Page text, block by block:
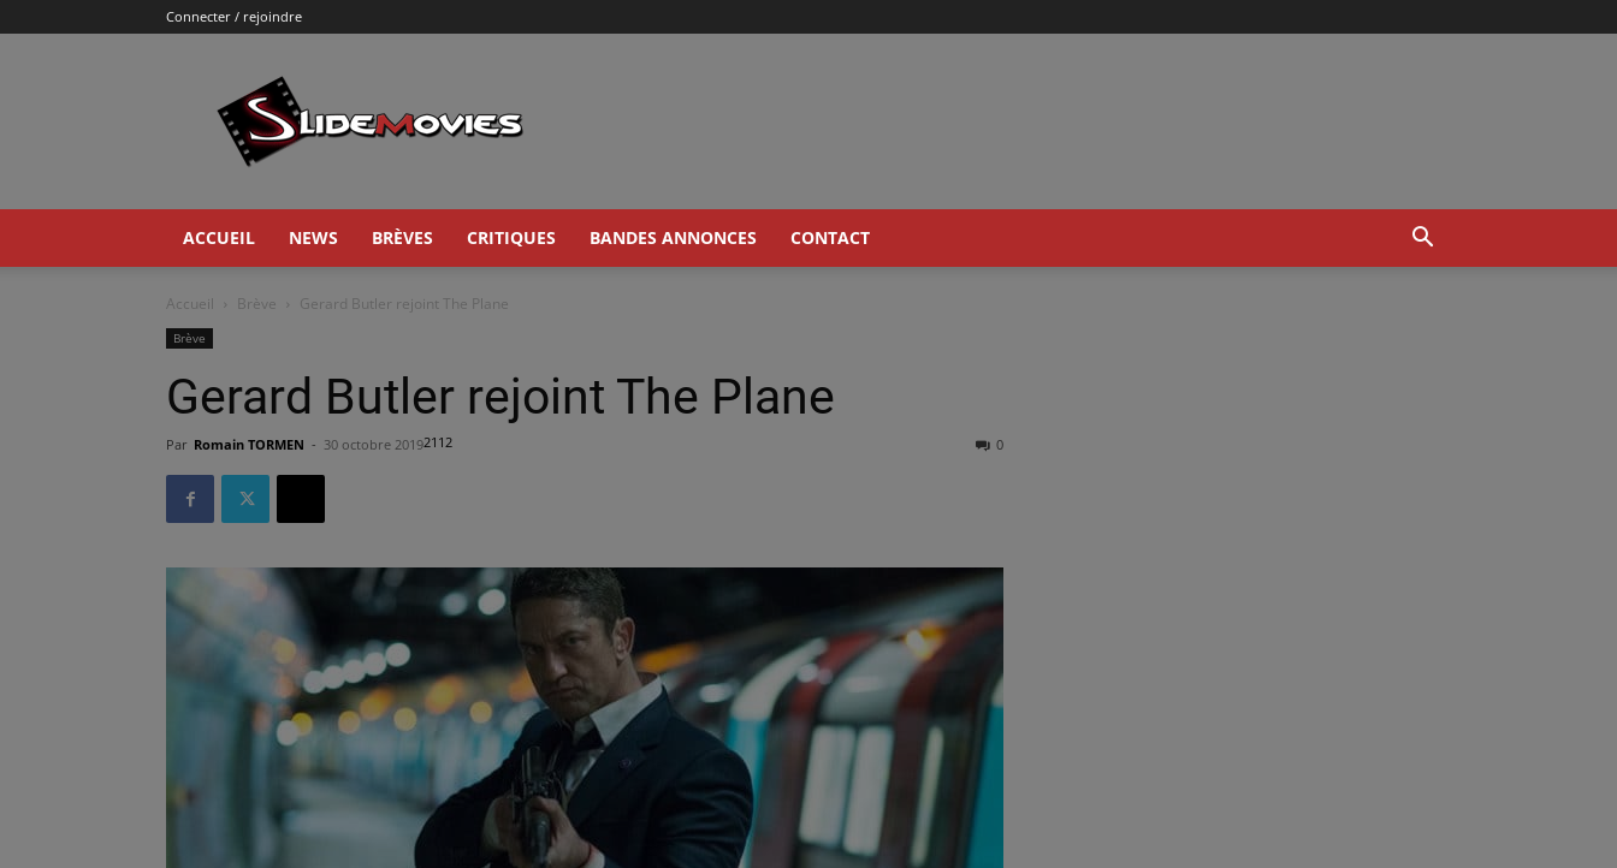
Connecter / rejoindre
ACCUEIL NEWS BRÈVES CRITIQUES BANDES ANNONCES CONTACT
Accueil Brève Gerard Butler rejoint The Plane
Brève
Gerard Butler rejoint The Plane
Par Romain TORMEN - 30 octobre 2019 0
2112